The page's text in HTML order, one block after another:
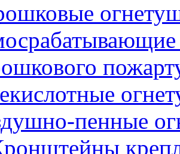
пенные